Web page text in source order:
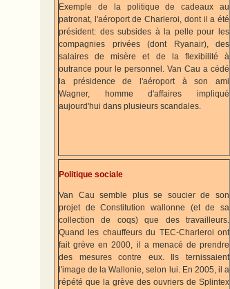
Exemple de la politique de cadeaux au
patronat, l'aéroport de Charleroi, dont il a été
président: des subsides à la pelle pour les
compagnies privées (dont Ryanair), des
salaires de misère et de la flexibilité à
outrance pour le personnel. Van Cau a cédé
la présidence de l'aéroport à son ami
Wagner, homme d'affaires impliqué
aujourd'hui dans plusieurs scandales.
Politique sociale
Van Cau semble plus se soucier de son
projet de Constitution wallonne (et de sa
collection de coqs) que des travailleurs.
Quand les chauffeurs du TEC-Charleroi ont
fait grève en 2000, il a menacé de prendre
des mesures contre eux. Ils ternissaient
l'image de la Wallonie, selon lui. En 2005, il a
répété que la grève des ouvriers de Splintex